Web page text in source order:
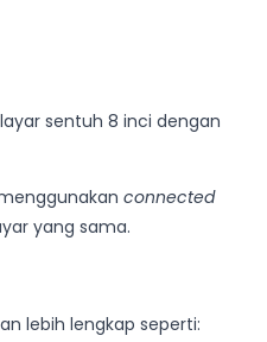
sentuh 8 inci dengan
connected
yang sama.
lebih lengkap seperti: